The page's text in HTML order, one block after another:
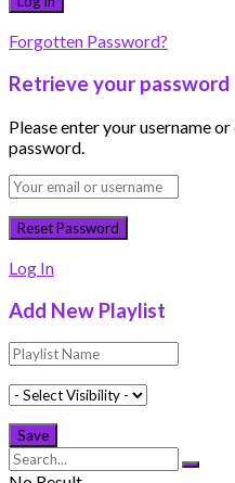
Forgotten Password?
Retrieve your password
Please enter your username
password.
Log In
Add New Playlist